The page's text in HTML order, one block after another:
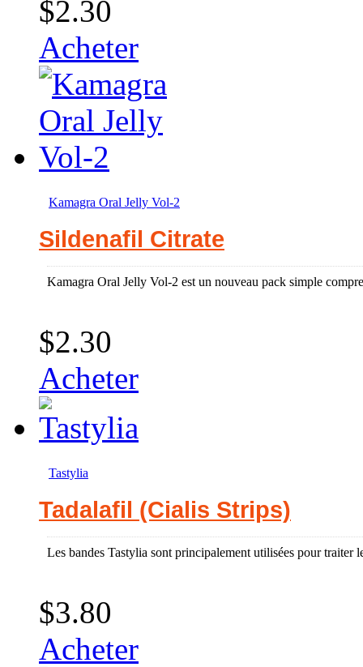
$2.30
Acheter
Kamagra Oral Jelly Vol-2
Sildenafil Citrate
Kamagra Oral Jelly Vol-2 est un nouveau pack simple
$2.30
Acheter
Tastylia
Tadalafil (Cialis Strips)
Les bandes Tastylia sont principalement utilisées pour traiter
$3.80
Acheter